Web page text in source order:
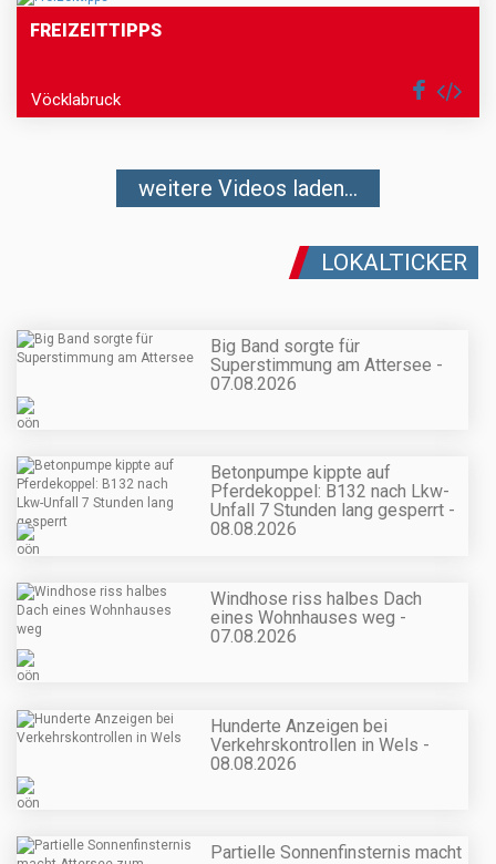
FREIZEITTIPPS
Vöcklabruck
weitere Videos laden...
LOKALTICKER
Big Band sorgte für
Superstimmung am Attersee -
07.08.2026
Betonpumpe kippte auf
Pferdekoppel: B132 nach Lkw-
Unfall 7 Stunden lang gesperrt -
08.08.2026
Windhose riss halbes Dach
eines Wohnhauses weg -
07.08.2026
Hunderte Anzeigen bei
Verkehrskontrollen in Wels -
08.08.2026
Partielle Sonnenfinsternis macht